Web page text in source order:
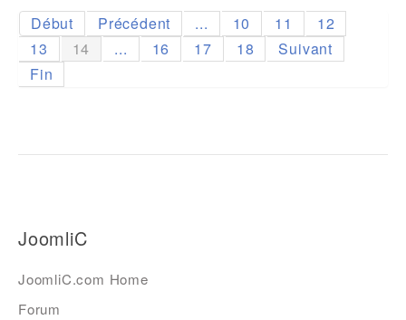
Début Précédent ... 10 11
12
13
14 ... 16 17 18
Suivant
Fin
JoomliC
JoomliC.com Home
Forum